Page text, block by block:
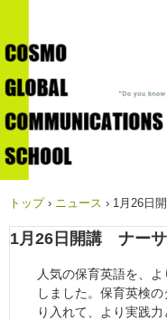
トップ › ニュース › 1月26日
1月26日開講 ナー
人気の保育英語を、
しました。保育英検
り入れて、より実践